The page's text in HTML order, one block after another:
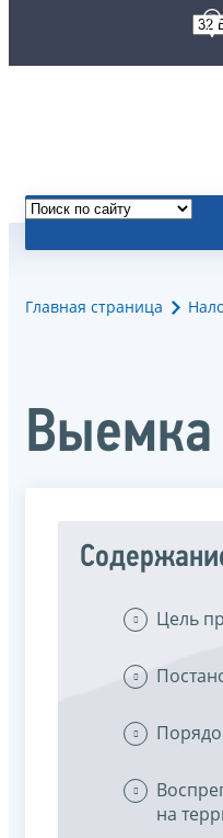
Главная страница
Выемка
Цель
на